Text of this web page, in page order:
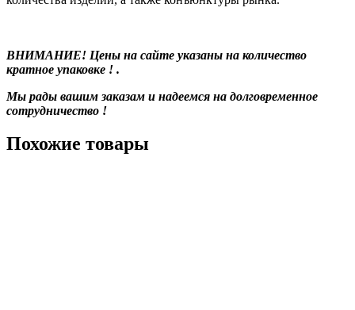
ВНИМАНИЕ! Цены на сайте указаны на количество
кратное упаковке ! .
Мы рады вашим заказам и надеемся на долговременное
сотрудничество !
Похожие товары